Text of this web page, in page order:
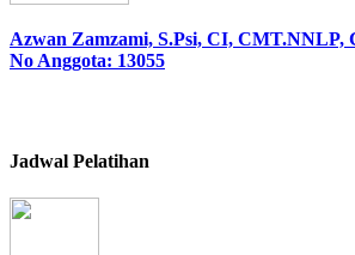
Azwan Zamzami, S.Psi, CI, CMT.NNLP,
No Anggota: 13055
Jadwal Pelatihan